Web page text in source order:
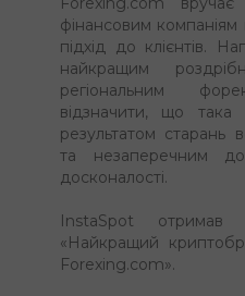
фінансовим компаніям
підхід до клієнтів.
найкращим
регіональним
відзначити, що
результатом старань
та незаперечним
досконалості.
InstaSpot отримав
«Найкращий
Forexing.com».